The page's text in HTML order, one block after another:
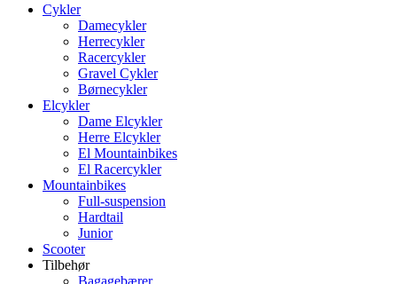
Cykler
Damecykler
Herrecykler
Racercykler
Gravel Cykler
Børnecykler
Elcykler
Dame Elcykler
Herre Elcykler
El Mountainbikes
El Racercykler
Mountainbikes
Full-suspension
Hardtail
Junior
Scooter
Tilbehør
Bagagebærer